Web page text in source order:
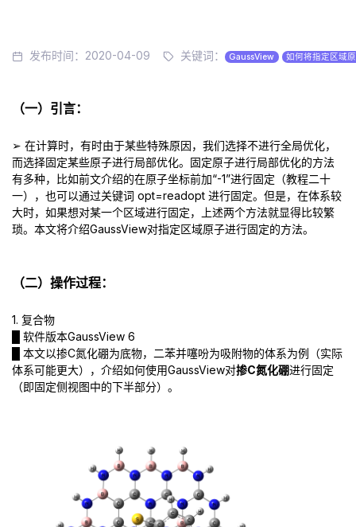
发布时间：2020-04-09 关键词： GaussView 如何将指定区域
（一）引言：
➢ 在计算时，有时由于某些特殊原因，我们选择不进行全局优化，
而选择固定某些原子进行局部优化。固定原子进行局部优化的方法
有多种，比如前文介绍的在原子坐标前加“-1”进行固定（教程二十
一），也可以通过关键词 opt=readopt 进行固定。但是，在体系较
大时，如果想对某一个区域进行固定，上述两个方法就显得比较繁
琐。本文将介绍GaussView对指定区域原子进行固定的方法。
（二）操作过程：
1. 复合物
█ 软件版本GaussView 6
█ 本文以掺C氮化硼为底物，二苯并噻吩为吸附物的体系为例（实际
体系可能更大），介绍如何使用GaussView对掺C氮化硼进行固定
（即固定侧视图中的下半部分）。